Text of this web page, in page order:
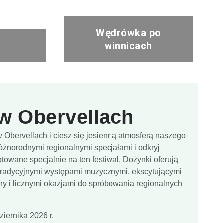
Wędrówka po
winnicach
Obervellach
Obervellach i ciesz się jesienną atmosferą naszego
regionalnymi specjałami i odkryj
specjalnie na ten festiwal. Dożynki oferują
występami muzycznymi, ekscytującymi
i licznymi okazjami do spróbowania regionalnych
2026 r.